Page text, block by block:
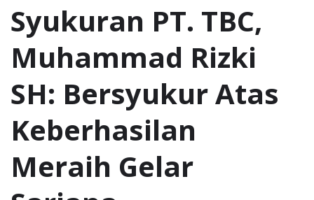
Syukuran PT. TBC,
Muhammad Rizki
SH: Bersyukur Atas
Keberhasilan
Meraih Gelar